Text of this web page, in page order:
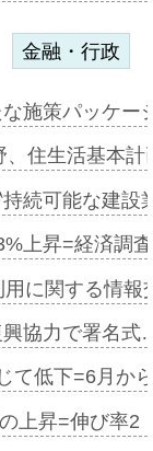
金融・行政
な施策パッケ
、住生活基本
続可能な建
上昇=経済調
に関する情
興協力で署名
て低下=6月か
上昇=伸び率